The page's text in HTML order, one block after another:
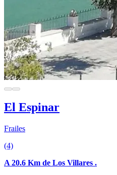
El Espinar
Frailes
(4)
A 20.6 Km de Los Villares .